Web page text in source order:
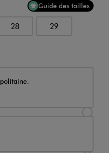
Guide des tailles
28 29